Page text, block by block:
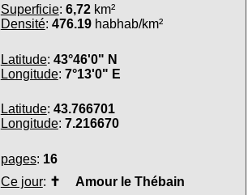
Superficie: 6,72km²
Densité: 476.19habhab/km²
Latitude: 43°46'0" N
Longitude: 7°13'0" E
Latitude: 43.766701
Longitude: 7.216670
pages: 16
Ce jour: ✝ Amour le Thébain